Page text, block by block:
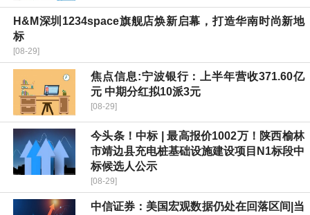
H&M深圳1234space旗舰店焕新启幕，打造华南时尚新地
标
[08-29]
焦点信息:宁波银行：上半年营收371.60亿
元 中期分红拟10派3元
[08-29]
今头条！中标 | 最高报价1002万！陕西榆林
市靖边县充电桩基础设施建设项目N1标段中
标候选人公示
[08-29]
中信证券：美国宏观数据仍处在回落区间|当